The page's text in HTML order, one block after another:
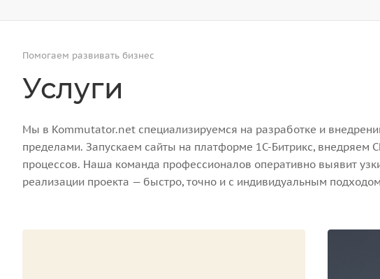
Помогаем развивать бизнес
Услуги
Мы в Kommutator.net специализируемся на разработке и
пределами. Запускаем сайты на платформе 1С-Битрикс, внедряем
процессов. Наша команда профессионалов оперативно выявит
реализации проекта — быстро, точно и с индивидуальным